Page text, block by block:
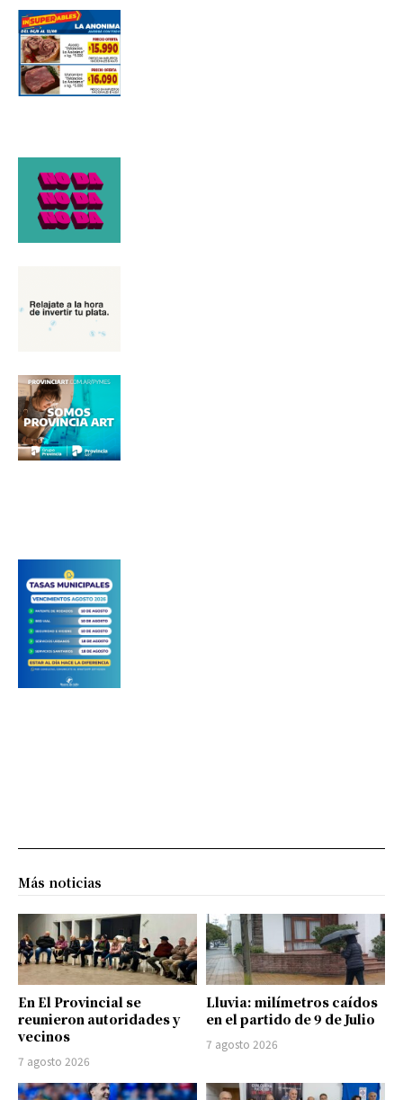
Más noticias
En El Provincial se
reunieron autoridades y
vecinos
7 agosto 2026
Lluvia: milímetros caídos
en el partido de 9 de Julio
7 agosto 2026